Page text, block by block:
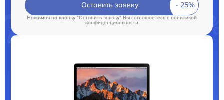
Оставить заявку
Нажимая на кнопку "Оставить заявку" Вы соглашаетесь cполитикой
конфиденциальности